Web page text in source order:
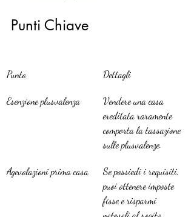
Punti Chiave
Punto Dettagli
Esenzione plusvalenza
Vendere una casa
ereditata raramente
comporta la tassazione
sulle plusvalenze.
Agevolazioni prima casa
Se possiedi i requisiti,
puoi ottenere imposte
fisse e risparmi